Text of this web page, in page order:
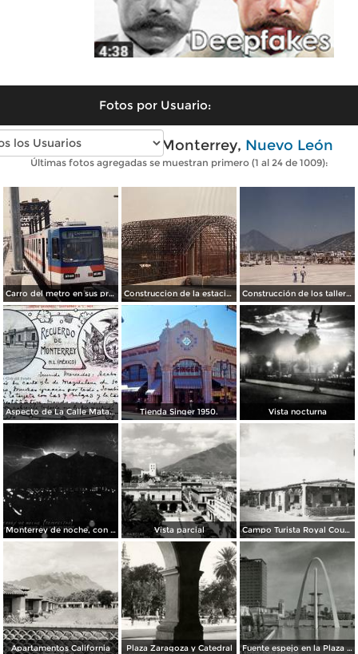
Fotos por Usuario:
Fotos antiguas de Monterrey, Nuevo León
Últimas fotos agregadas se muestran primero (1 al 24 de 1009):
Carro del metro en sus primeras pruebas durante 1990 Construccion de la estacion cuauhtemoc Construcción de los talleres del metro
Aspecto de La Calle Matamoros ( Circulada el 8 de Abril de 1912 ). Tienda Singer 1950. Vista nocturna
Monterrey de noche, con tempestad Vista parcial Campo Turista Royal Courts
Apartamentos California Plaza Zaragoza y Catedral Fuente espejo en la Plaza Zaragoza